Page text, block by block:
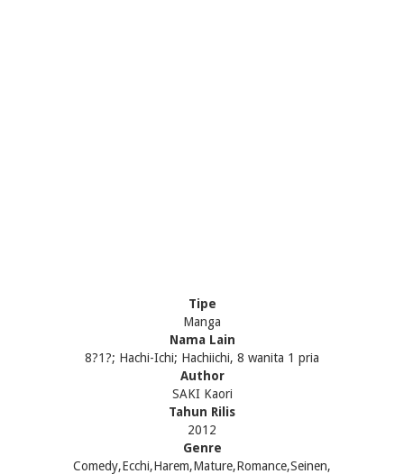
Tipe
Manga
Nama Lain
8?1?; Hachi-Ichi; Hachiichi, 8 wanita 1 pria
Author
SAKI Kaori
Tahun Rilis
2012
Genre
Comedy,Ecchi,Harem,Mature,Romance,Seinen,